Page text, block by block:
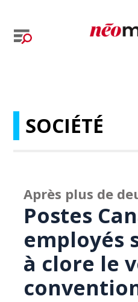
SOCIÉTÉ
Après plus de
Postes
employés
à clore le